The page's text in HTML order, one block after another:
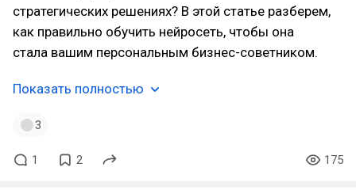
стратегических решениях? В этой статье разберем,
как правильно обучить нейросеть, чтобы она
стала вашим персональным бизнес-советником.
Показать полностью
3
1 2 175